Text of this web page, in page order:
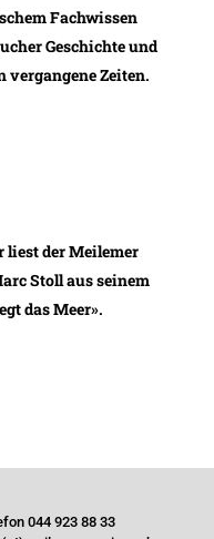
Fachwissen
Geschichte und
vergangene Zeiten.
liest der Meilemer
Stoll aus seinem
das Meer».
044 923 88 33